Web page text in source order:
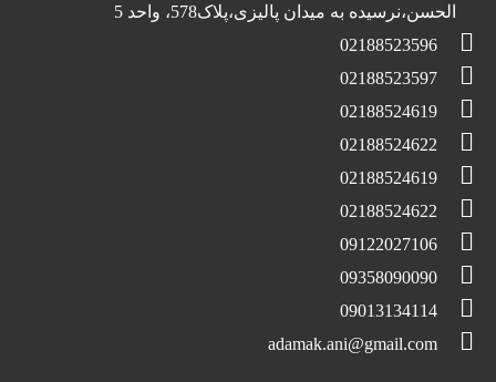
الحسن،نرسیده به میدان پالیزی،پلاک578، واحد 5
02188523596
02188523597
02188524619
02188524622
02188524619
02188524622
09122027106
09358090090
09013134114
adamak.ani@gmail.com